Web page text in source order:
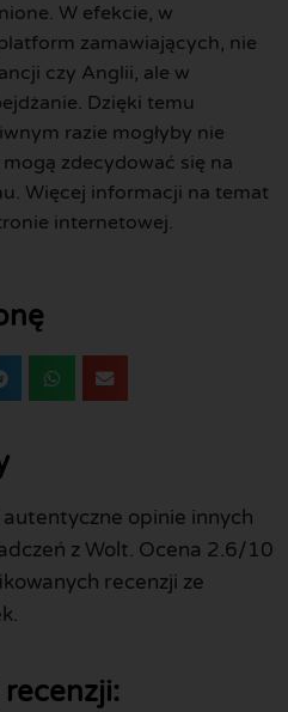
W efekcie, w
zamawiających, nie
czy Anglii, ale w
Dzięki temu
razie mogłyby nie
zdecydować się na
Więcej informacji na temat
internetowej.
opinie innych
z Wolt. Ocena 2.6/10
recenzji ze